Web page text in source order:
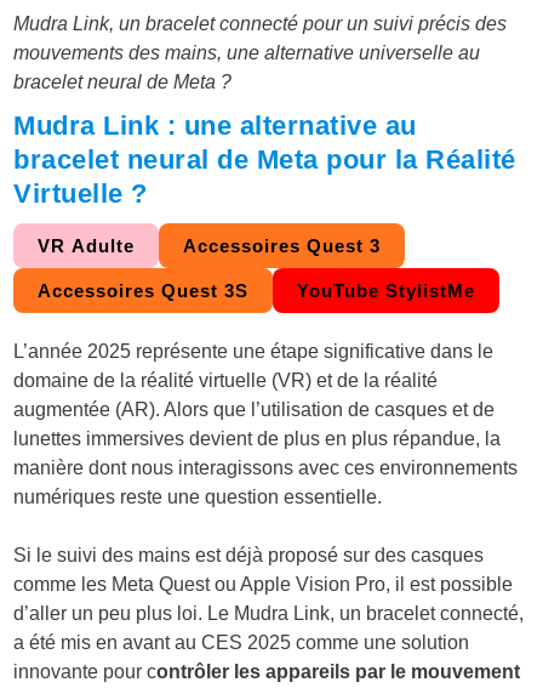
Mudra Link, un bracelet connecté pour un suivi précis des
mouvements des mains, une alternative universelle au
bracelet neural de Meta ?
Mudra Link : une alternative au
bracelet neural de Meta pour la Réalité
Virtuelle ?
VR Adulte Accessoires Quest 3
Accessoires Quest 3S YouTube StylistMe
L’année 2025 représente une étape significative dans le
domaine de la réalité virtuelle (VR) et de la réalité
augmentée (AR). Alors que l’utilisation de casques et de
lunettes immersives devient de plus en plus répandue, la
manière dont nous interagissons avec ces environnements
numériques reste une question essentielle.
Si le suivi des mains est déjà proposé sur des casques
comme les Meta Quest ou Apple Vision Pro, il est possible
d’aller un peu plus loi. Le Mudra Link, un bracelet connecté,
a été mis en avant au CES 2025 comme une solution
innovante pour contrôler les appareils par le mouvement